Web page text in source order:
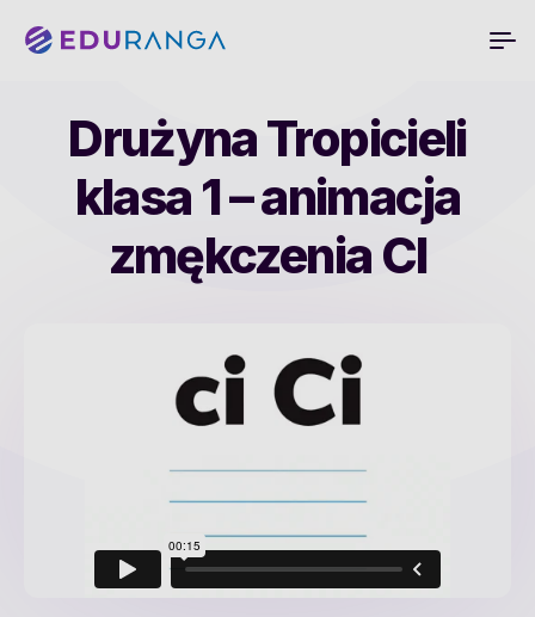
Drużyna Tropicieli
klasa 1 – animacja
zmękczenia CI